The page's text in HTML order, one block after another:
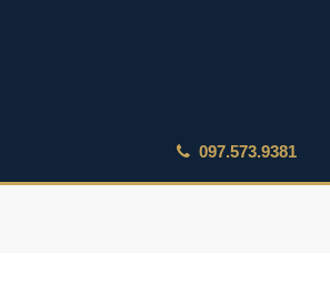
097.573.9381